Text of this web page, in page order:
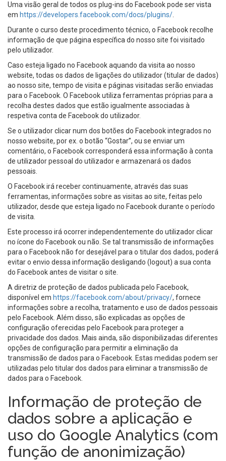
Uma visão geral de todos os plug-ins do Facebook pode ser vista
em https://developers.facebook.com/docs/plugins/
Durante o curso deste procedimento técnico, o Facebook recolhe
informação de que página específica do nosso site foi visitado
pelo utilizador.
Caso esteja ligado no Facebook aquando da visita ao nosso
website, todas os dados de ligações do utilizador (titular de dados)
ao nosso site, tempo de visita e páginas visitadas serão enviadas
para o Facebook. O Facebook utiliza ferramentas próprias para a
recolha destes dados que estão igualmente associadas à
respetiva conta de Facebook do utilizador.
Se o utilizador clicar num dos botões do Facebook integrados no
nosso website, por ex. o botão “Gostar”, ou se enviar um
comentário, o Facebook corresponderá essa informação à conta
de utilizador pessoal do utilizador e armazenará os dados
pessoais.
O Facebook irá receber continuamente, através das suas
ferramentas, informações sobre as visitas ao site, feitas pelo
utilizador, desde que esteja ligado no Facebook durante o período
de visita.
Este processo irá ocorrer independentemente do utilizador clicar
no ícone do Facebook ou não. Se tal transmissão de informações
para o Facebook não for desejável para o titular dos dados, poderá
evitar o envio dessa informação desligando (logout) a sua conta
do Facebook antes de visitar o site.
A diretriz de proteção de dados publicada pelo Facebook,
disponível em https://facebook.com/about/privacy/, fornece
informações sobre a recolha, tratamento e uso de dados pessoais
pelo Facebook. Além disso, são explicadas as opções de
configuração oferecidas pelo Facebook para proteger a
privacidade dos dados. Mais ainda, são disponibilizadas diferentes
opções de configuração para permitir a eliminação da
transmissão de dados para o Facebook. Estas medidas podem ser
utilizadas pelo titular dos dados para eliminar a transmissão de
dados para o Facebook.
Informação de proteção de
dados sobre a aplicação e
uso do Google Analytics (com
função de anonimização)